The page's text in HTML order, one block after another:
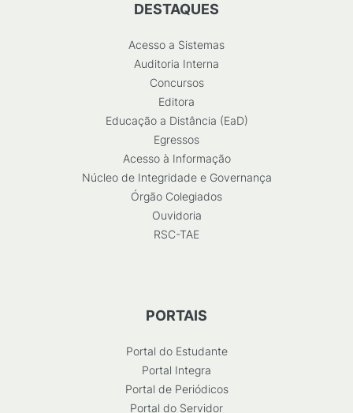
DESTAQUES
Acesso a Sistemas
Auditoria Interna
Concursos
Editora
Educação a Distância (EaD)
Egressos
Acesso à Informação
Núcleo de Integridade e Governança
Órgão Colegiados
Ouvidoria
RSC-TAE
PORTAIS
Portal do Estudante
Portal Integra
Portal de Periódicos
Portal do Servidor